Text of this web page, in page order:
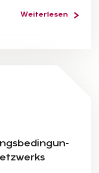
Weiterlesen